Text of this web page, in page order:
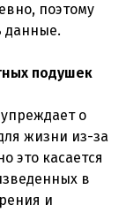
поэтому
данные.
подушек
о
жизни из-за
это касается
в
и